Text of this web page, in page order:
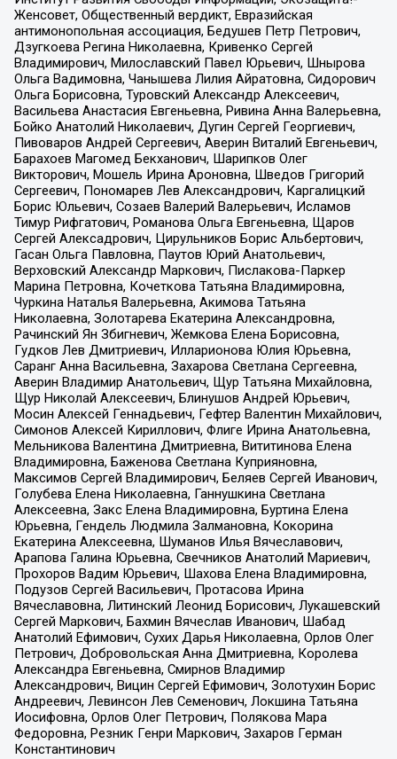
Женсовет, Общественный вердикт, Евразийская
антимонопольная ассоциация, Бедушев Петр Петрович,
Дзугкоева Регина Николаевна, Кривенко Сергей
Владимирович, Милославский Павел Юрьевич, Шнырова
Ольга Вадимовна, Чанышева Лилия Айратовна, Сидорович
Ольга Борисовна, Туровский Александр Алексеевич,
Васильева Анастасия Евгеньевна, Ривина Анна Валерьевна,
Бойко Анатолий Николаевич, Дугин Сергей Георгиевич,
Пивоваров Андрей Сергеевич, Аверин Виталий Евгеньевич,
Барахоев Магомед Бекханович, Шарипков Олег
Викторович, Мошель Ирина Ароновна, Шведов Григорий
Сергеевич, Пономарев Лев Александрович, Каргалицкий
Борис Юльевич, Созаев Валерий Валерьевич, Исламов
Тимур Рифгатович, Романова Ольга Евгеньевна, Щаров
Сергей Алексадрович, Цирульников Борис Альбертович,
Гасан Ольга Павловна, Паутов Юрий Анатольевич,
Верховский Александр Маркович, Пислакова-Паркер
Марина Петровна, Кочеткова Татьяна Владимировна,
Чуркина Наталья Валерьевна, Акимова Татьяна
Николаевна, Золотарева Екатерина Александровна,
Рачинский Ян Збигневич, Жемкова Елена Борисовна,
Гудков Лев Дмитриевич, Илларионова Юлия Юрьевна,
Саранг Анна Васильевна, Захарова Светлана Сергеевна,
Аверин Владимир Анатольевич, Щур Татьяна Михайловна,
Щур Николай Алексеевич, Блинушов Андрей Юрьевич,
Мосин Алексей Геннадьевич, Гефтер Валентин Михайлович,
Симонов Алексей Кириллович, Флиге Ирина Анатольевна,
Мельникова Валентина Дмитриевна, Вититинова Елена
Владимировна, Баженова Светлана Куприяновна,
Максимов Сергей Владимирович, Беляев Сергей Иванович,
Голубева Елена Николаевна, Ганнушкина Светлана
Алексеевна, Закс Елена Владимировна, Буртина Елена
Юрьевна, Гендель Людмила Залмановна, Кокорина
Екатерина Алексеевна, Шуманов Илья Вячеславович,
Арапова Галина Юрьевна, Свечников Анатолий Мариевич,
Прохоров Вадим Юрьевич, Шахова Елена Владимировна,
Подузов Сергей Васильевич, Протасова Ирина
Вячеславовна, Литинский Леонид Борисович, Лукашевский
Сергей Маркович, Бахмин Вячеслав Иванович, Шабад
Анатолий Ефимович, Сухих Дарья Николаевна, Орлов Олег
Петрович, Добровольская Анна Дмитриевна, Королева
Александра Евгеньевна, Смирнов Владимир
Александрович, Вицин Сергей Ефимович, Золотухин Борис
Андреевич, Левинсон Лев Семенович, Локшина Татьяна
Иосифовна, Орлов Олег Петрович, Полякова Мара
Федоровна, Резник Генри Маркович, Захаров Герман
Константинович